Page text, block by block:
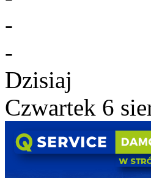
-
-
Dzisiaj
Czwartek 6